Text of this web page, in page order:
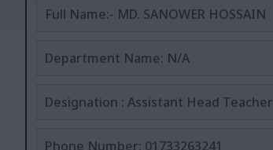
Full Name:- MD. SANOWER HOSSAIN
Department Name: N/A
Designation : Assistant Head Teacher
Phone Number: 01733263241